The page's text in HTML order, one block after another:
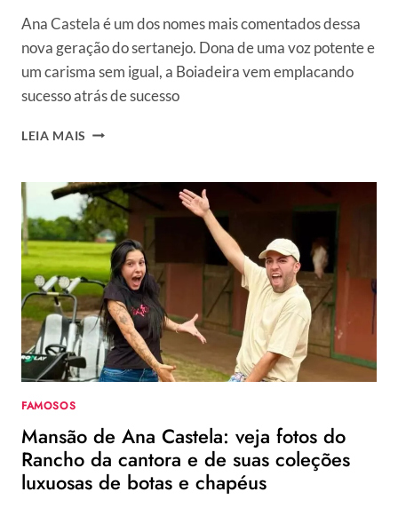
Ana Castela é um dos nomes mais comentados dessa
nova geração do sertanejo. Dona de uma voz potente e
um carisma sem igual, a Boiadeira vem emplacando
sucesso atrás de sucesso
LEIA MAIS ANA
ANOS
A
CANTORA
TEM,
QUEM
É
SEU
NAMORADO
E
MAIS
CURIOSIDADES
BOIADEIRA
FAMOSOS
Mansão de Ana Castela: veja fotos do
Rancho da cantora e de suas coleções
luxuosas de botas e chapéus